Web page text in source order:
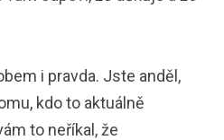
i pravda. Jste anděl,
kdo to aktuálně
to neříkal, že